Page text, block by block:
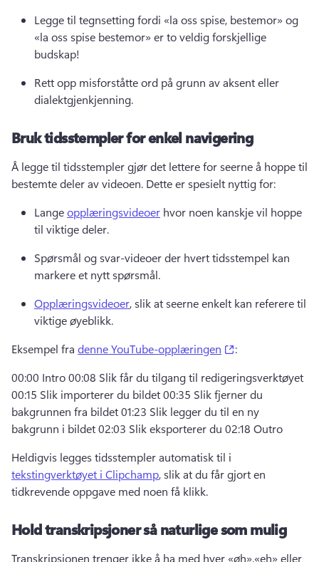
Legge til tegnsetting fordi «la oss spise, bestemor» og
«la oss spise bestemor» er to veldig forskjellige
budskap!
Rett opp misforståtte ord på grunn av aksent eller
dialektgjenkjenning.
Bruk tidsstempler for enkel navigering
Å legge til tidsstempler gjør det lettere for seerne å hoppe til
bestemte deler av videoen. Dette er spesielt nyttig for:
Lange opplæringsvideoer hvor noen kanskje vil hoppe
til viktige deler.
Spørsmål og svar-videoer der hvert tidsstempel kan
markere et nytt spørsmål.
Opplæringsvideoer, slik at seerne enkelt kan referere til
viktige øyeblikk.
Eksempel fra denne YouTube-opplæringen (opens in a new
:
00:00 Intro 00:08 Slik får du tilgang til redigeringsverktøyet
00:15 Slik importerer du bildet 00:35 Slik fjerner du
bakgrunnen fra bildet 01:23 Slik legger du til en ny
bakgrunn i bildet 02:03 Slik eksporterer du 02:18 Outro
Heldigvis legges tidsstempler automatisk til i
tekstingverktøyet i Clipchamp, slik at du får gjort en
tidkrevende oppgave med noen få klikk.
Hold transkripsjoner så naturlige som mulig
Transkripsjonen trenger ikke å ha med hver «øh»,«eh» eller